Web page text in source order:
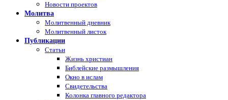
Новости проектов
Молитва
Молитвенный дневник
Молитвенный листок
Публикации
Статьи
Жизнь христиан
Библейские размышления
Окно в ислам
Свидетельства
Колонка главного редактора